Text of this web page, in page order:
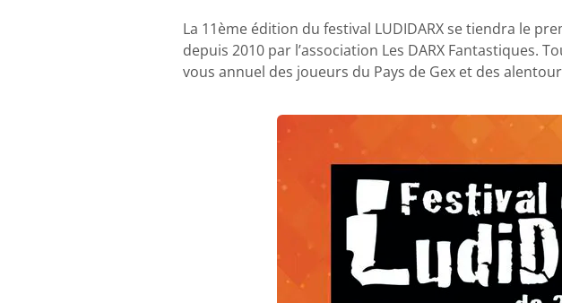
La 11ème édition du festival LUDIDARX se tiendra le
depuis 2010 par l’association Les DARX Fantastiques.
vous annuel des joueurs du Pays de Gex et des